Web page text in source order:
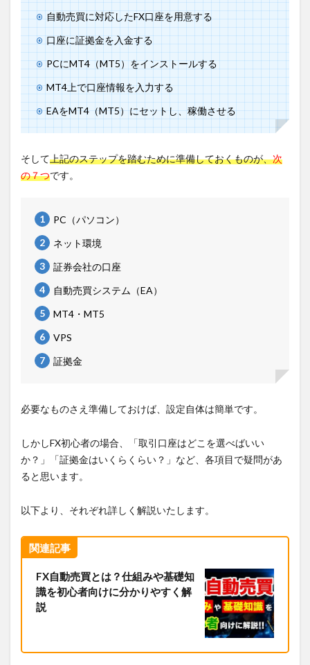
自動売買に対応したFX口座を用意する
口座に証拠金を入金する
PCにMT4（MT5）をインストールする
MT4上で口座情報を入力する
EAをMT4（MT5）にセットし、稼働させる
そして上記のステップを踏むために準備しておくものが、次
の７つです。
PC（パソコン）
ネット環境
証券会社の口座
自動売買システム（EA）
MT4・MT5
VPS
証拠金
必要なものさえ準備しておけば、設定自体は簡単です。
しかしFX初心者の場合、「取引口座はどこを選べばいい
か？」「証拠金はいくらくらい？」など、各項目で疑問があ
ると思います。
以下より、それぞれ詳しく解説いたします。
関連記事
FX自動売買とは？仕組みや基礎知
識を初心者向けに分かりやすく解
説